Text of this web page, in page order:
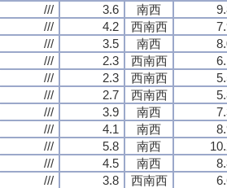
/// 3.6 南西
/// 4.2 西南西
/// 3.5 南西
/// 2.3 西南西
/// 2.3 西南西
/// 2.7 西南西
/// 3.9 南西
/// 4.1 南西
/// 5.8 南西
/// 4.5 南西
/// 3.8 西南西